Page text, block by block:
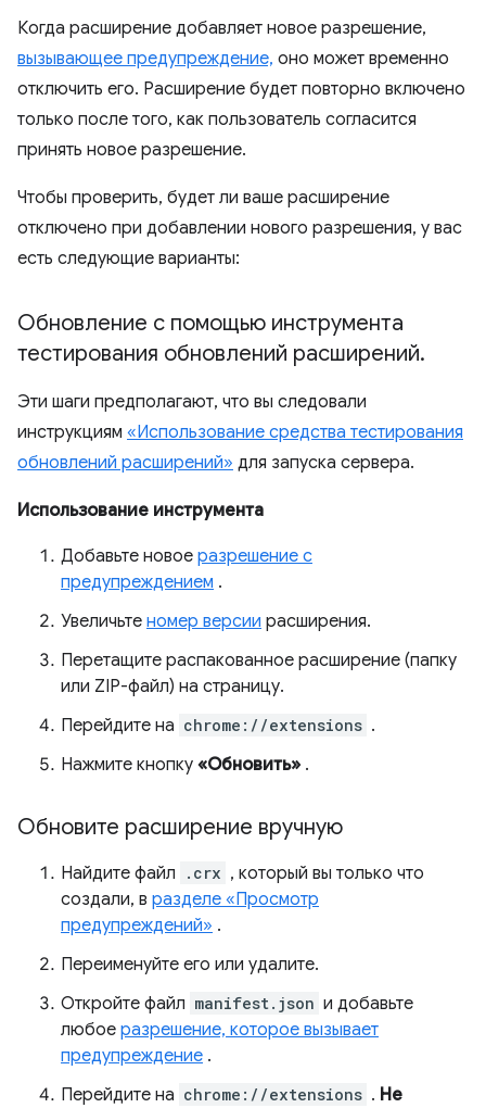
Когда расширение добавляет новое разрешение,
вызывающее предупреждение, оно может временно
отключить его. Расширение будет повторно включено
только после того, как пользователь согласится
принять новое разрешение.
Чтобы проверить, будет ли ваше расширение
отключено при добавлении нового разрешения, у вас
есть следующие варианты:
Обновление с помощью инструмента
тестирования обновлений расширений.
Эти шаги предполагают, что вы следовали
инструкциям «Использование средства тестирования
обновлений расширений» для запуска сервера.
Использование инструмента
Добавьте новое разрешение с
предупреждением .
Увеличьте номер версии расширения.
Перетащите распакованное расширение (папку
или ZIP-файл) на страницу.
Перейдите на chrome://extensions .
Нажмите кнопку «Обновить» .
Обновите расширение вручную
Найдите файл .crx , который вы только что
создали, в разделе «Просмотр
предупреждений» .
Переименуйте его или удалите.
Откройте файл manifest.json и добавьте
любое разрешение, которое вызывает
предупреждение .
Перейдите на chrome://extensions . Не